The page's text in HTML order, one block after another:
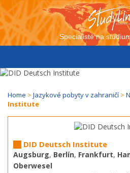
Specialisté na
Home > Jazykové pobyty v zahraničí >
Institute
DID Deutsch Institute
Augsburg, Berlín, Frankfurt,
Oberwesel